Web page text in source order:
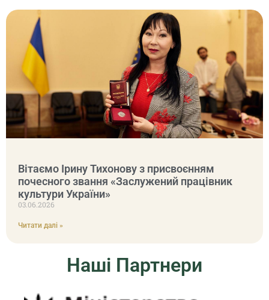
Вітаємо Ірину Тихонову з присвоєнням
почесного звання «Заслужений працівник
культури України»
03.06.2026
Читати далі »
Наші Партнери